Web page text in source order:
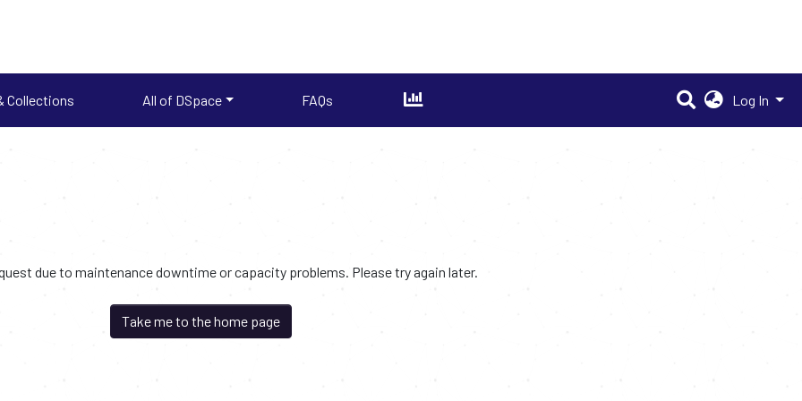
Collections All of DSpace FAQs Log In
due to maintenance downtime or capacity problems. Please try again later.
Take me to the home page